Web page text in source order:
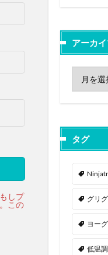
アーカ
タグ
グリ
ヨー
低温